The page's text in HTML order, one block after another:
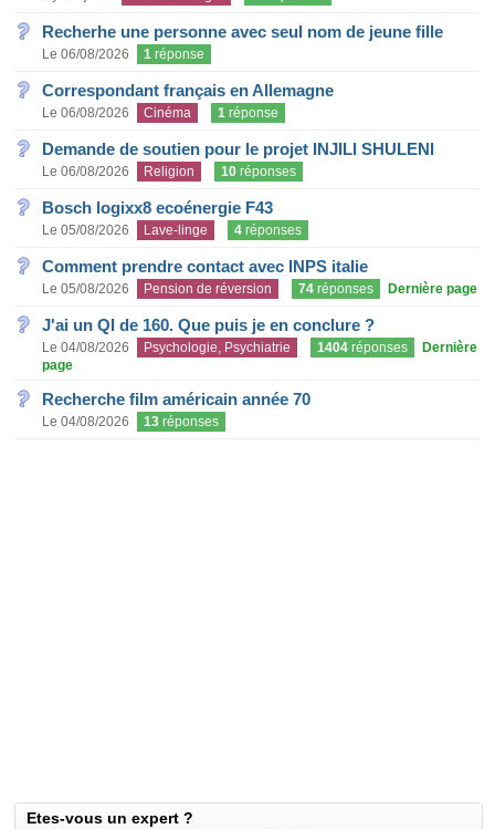
Recherhe une personne avec seul nom de jeune fille
Le 06/08/2026 1 réponse
Correspondant français en Allemagne
Le 06/08/2026 Cinéma 1 réponse
Demande de soutien pour le projet INJILI SHULENI
Le 06/08/2026 Religion 10 réponses
Bosch logixx8 ecoénergie F43
Le 05/08/2026 Lave-linge 4 réponses
Comment prendre contact avec INPS italie
Le 05/08/2026 Pension de réversion 74 réponses Dernière page
J'ai un QI de 160. Que puis je en conclure ?
Le 04/08/2026 Psychologie, Psychiatrie 1404 réponses
Dernière
page
Recherche film américain année 70
Le 04/08/2026 13 réponses
Etes-vous un expert ?